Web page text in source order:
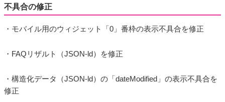
不具合の修正
・モバイル用のウィジェット「0」番枠の表示不具合を修正
・FAQリザルト（JSON-ld）を修正
・構造化データ（JSON-ld）の「dateModified」の表示不具合を
修正